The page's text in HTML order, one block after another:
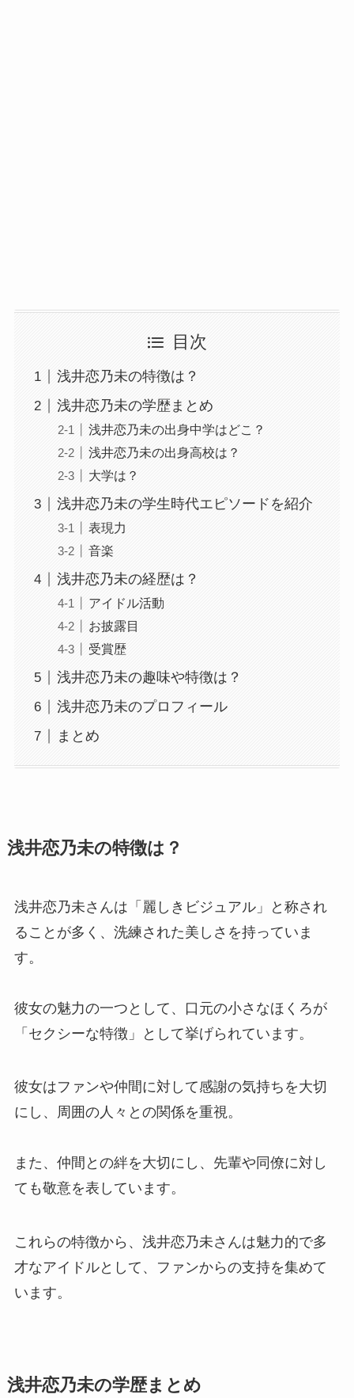
目次
浅井恋乃未の特徴は？
浅井恋乃未の学歴まとめ
浅井恋乃未の出身中学はどこ？
浅井恋乃未の出身高校は？
大学は？
浅井恋乃未の学生時代エピソードを紹介
表現力
音楽
浅井恋乃未の経歴は？
アイドル活動
お披露目
受賞歴
浅井恋乃未の趣味や特徴は？
浅井恋乃未のプロフィール
まとめ
浅井恋乃未の特徴は？
浅井恋乃未さんは「麗しきビジュアル」と称され
ることが多く、洗練された美しさを持っていま
す。
彼女の魅力の一つとして、口元の小さなほくろが
「セクシーな特徴」として挙げられています。
彼女はファンや仲間に対して感謝の気持ちを大切
にし、周囲の人々との関係を重視。
また、仲間との絆を大切にし、先輩や同僚に対し
ても敬意を表しています。
これらの特徴から、浅井恋乃未さんは魅力的で多
才なアイドルとして、ファンからの支持を集めて
います。
浅井恋乃未の学歴まとめ